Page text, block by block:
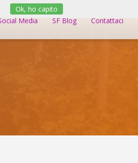
Media SF Blog Contattaci
Ok, ho capito